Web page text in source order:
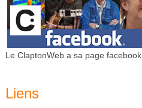
Le ClaptonWeb a sa page facebook
Liens